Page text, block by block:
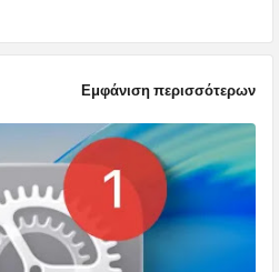
Εμφάνιση περισσότερων